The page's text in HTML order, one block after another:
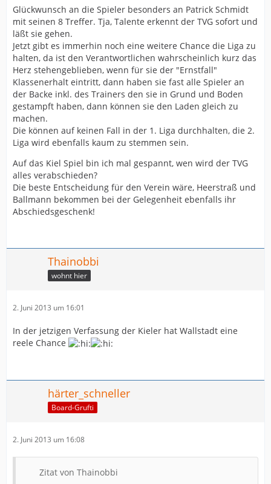
Glückwunsch an die Spieler besonders an Patrick Schmidt
mit seinen 8 Treffer. Tja, Talente erkennt der TVG sofort und
läßt sie gehen.
Jetzt gibt es immerhin noch eine weitere Chance die Liga zu
halten, da ist den Verantwortlichen wahrscheinlich kurz das
Herz stehengeblieben, wenn für sie der "Ernstfall"
Klassenerhalt eintritt, dann haben sie fast alle Spieler an
der Backe inkl. des Trainers den sie in Grund und Boden
gestampft haben, dann können sie den Laden gleich zu
machen.
Die können auf keinen Fall in der 1. Liga durchhalten, die 2.
Liga wird ebenfalls kaum zu stemmen sein.
Auf das Kiel Spiel bin ich mal gespannt, wen wird der TVG
alles verabschieden?
Die beste Entscheidung für den Verein wäre, Heerstraß und
Ballmann bekommen bei der Gelegenheit ebenfalls ihr
Abschiedsgeschenk!
Thainobbi
wohnt hier
2. Juni 2013 um 16:01
In der jetzigen Verfassung der Kieler hat Wallstadt eine
reele Chance
härter_schneller
Board-Grufti
2. Juni 2013 um 16:08
Zitat von Thainobbi